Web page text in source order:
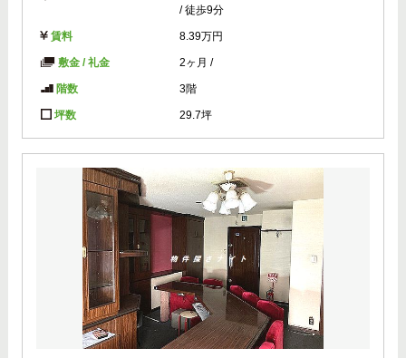
/ 徒歩9分
賃料 8.39万円
敷金 / 礼金 2ヶ月 /
階数 3階
坪数 29.7坪